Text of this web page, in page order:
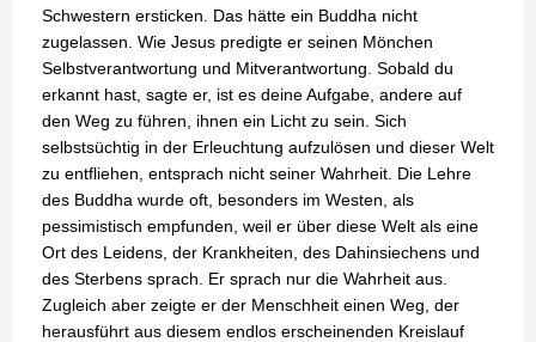
Schwestern ersticken. Das hätte ein Buddha nicht
zugelassen. Wie Jesus predigte er seinen Mönchen
Selbstverantwortung und Mitverantwortung. Sobald du
erkannt hast, sagte er, ist es deine Aufgabe, andere auf
den Weg zu führen, ihnen ein Licht zu sein. Sich
selbstsüchtig in der Erleuchtung aufzulösen und dieser Welt
zu entfliehen, entsprach nicht seiner Wahrheit. Die Lehre
des Buddha wurde oft, besonders im Westen, als
pessimistisch empfunden, weil er über diese Welt als eine
Ort des Leidens, der Krankheiten, des Dahinsiechens und
des Sterbens sprach. Er sprach nur die Wahrheit aus.
Zugleich aber zeigte er der Menschheit einen Weg, der
herausführt aus diesem endlos erscheinenden Kreislauf